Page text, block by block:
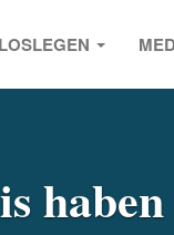
LOSLEGEN